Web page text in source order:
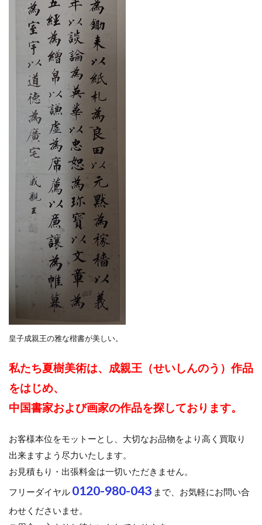
皇子成親王の雅な楷書が美しい。
私たち夏樹美術は、成親王（せいしんのう）作品
をはじめ、
中国書家および画家の作品を探しております。
お客様本位をモットーとし、大切なお品物をより高く買取り
出来ますよう尽力いたします。
お見積もり・出張料金は一切いただきません。
フリーダイヤル 0120-980-043 まで、お気軽にお問い合
わせくださいませ。